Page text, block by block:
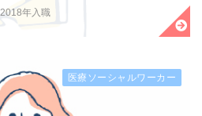
2018年入職
医療ソーシャルワーカー